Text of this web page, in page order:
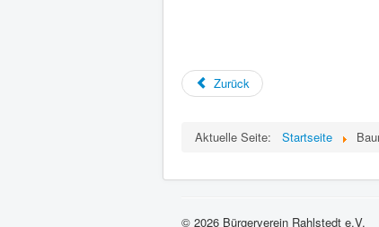
Zurück
Aktuelle Seite: Startseite
© 2026 Bürgerverein Rahlstedt e.V.